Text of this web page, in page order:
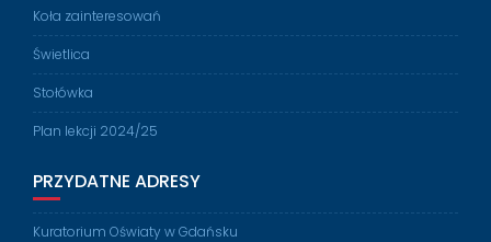
Koła zainteresowań
Świetlica
Stołówka
Plan lekcji 2024/25
PRZYDATNE ADRESY
Kuratorium Oświaty w Gdańsku